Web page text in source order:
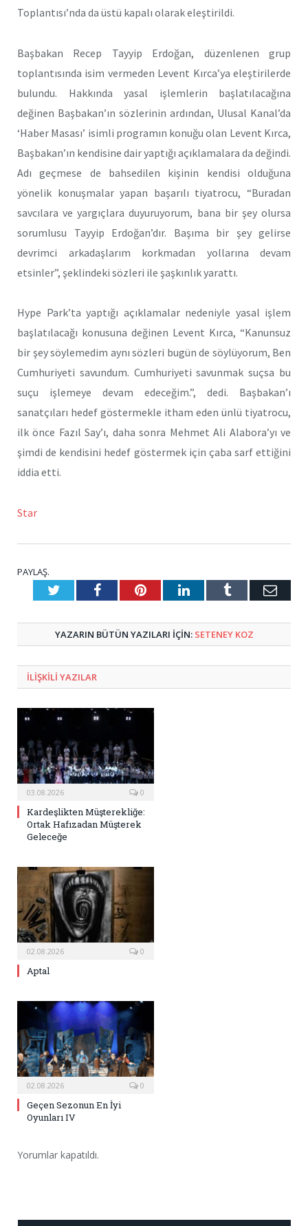
Toplantısı’nda da üstü kapalı olarak eleştirildi.
Başbakan Recep Tayyip Erdoğan, düzenlenen grup
toplantısında isim vermeden Levent Kırca’ya eleştirilerde
bulundu. Hakkında yasal işlemlerin başlatılacağına
değinen Başbakan’ın sözlerinin ardından, Ulusal Kanal’da
‘Haber Masası’ isimli programın konuğu olan Levent Kırca,
Başbakan’ın kendisine dair yaptığı açıklamalara da değindi.
Adı geçmese de bahsedilen kişinin kendisi olduğuna
yönelik konuşmalar yapan başarılı tiyatrocu, “Buradan
savcılara ve yargıçlara duyuruyorum, bana bir şey olursa
sorumlusu Tayyip Erdoğan’dır. Başıma bir şey gelirse
devrimci arkadaşlarım korkmadan yollarına devam
etsinler”, şeklindeki sözleri ile şaşkınlık yarattı.
Hype Park’ta yaptığı açıklamalar nedeniyle yasal işlem
başlatılacağı konusuna değinen Levent Kırca, “Kanunsuz
bir şey söylemedim aynı sözleri bugün de söylüyorum, Ben
Cumhuriyeti savundum. Cumhuriyeti savunmak suçsa bu
suçu işlemeye devam edeceğim.”, dedi. Başbakan’ı
sanatçıları hedef göstermekle itham eden ünlü tiyatrocu,
ilk önce Fazıl Say’ı, daha sonra Mehmet Ali Alabora’yı ve
şimdi de kendisini hedef göstermek için çaba sarf ettiğini
iddia etti.
Star
PAYLAŞ.
TwitterFacebookPinterestLinkedInTumblr E-
YAZARIN BÜTÜN YAZILARI IÇIN: SETENEY KOZ
ILIŞKILI YAZILAR
03.08.2026 0
Kardeşlikten Müşterekliğe:
Ortak Hafızadan Müşterek
Geleceğe
02.08.2026 0
Aptal
02.08.2026 0
Geçen Sezonun En İyi
Oyunları IV
Yorumlar kapatıldı.